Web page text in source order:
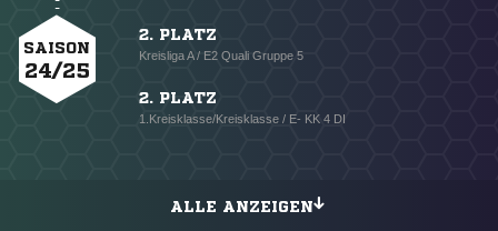
SAISON
24/25
2. PLATZ
Kreisliga A / E2 Quali Gruppe 5
2. PLATZ
1.Kreisklasse/Kreisklasse / E- KK 4 DI
ALLE ANZEIGEN